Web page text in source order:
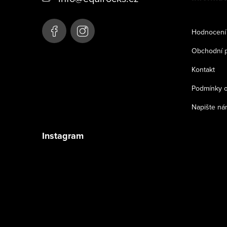
Obchodní
Kontakt
Podmínky
Napište
Instagram